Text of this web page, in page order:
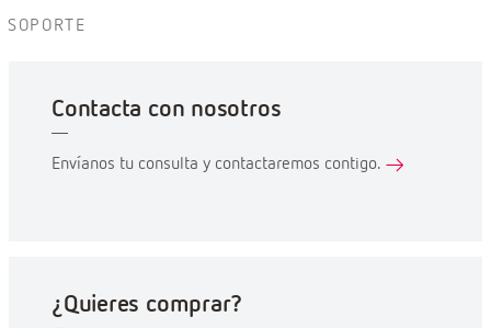
SOPORTE
Contacta con nosotros
Envíanos tu consulta y contactaremos contigo.
¿Quieres comprar?